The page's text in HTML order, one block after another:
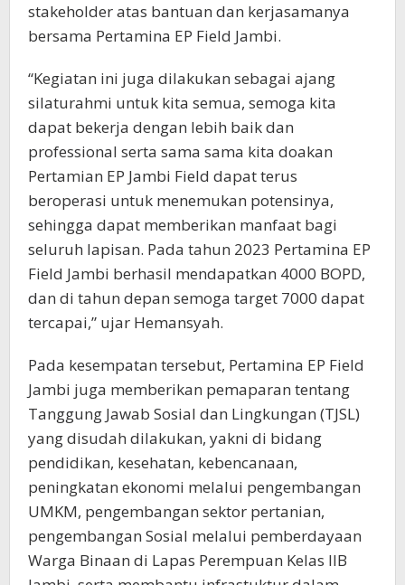
stakeholder atas bantuan dan kerjasamanya
bersama Pertamina EP Field Jambi.
“Kegiatan ini juga dilakukan sebagai ajang
silaturahmi untuk kita semua, semoga kita
dapat bekerja dengan lebih baik dan
professional serta sama sama kita doakan
Pertamian EP Jambi Field dapat terus
beroperasi untuk menemukan potensinya,
sehingga dapat memberikan manfaat bagi
seluruh lapisan. Pada tahun 2023 Pertamina EP
Field Jambi berhasil mendapatkan 4000 BOPD,
dan di tahun depan semoga target 7000 dapat
tercapai,” ujar Hemansyah.
Pada kesempatan tersebut, Pertamina EP Field
Jambi juga memberikan pemaparan tentang
Tanggung Jawab Sosial dan Lingkungan (TJSL)
yang disudah dilakukan, yakni di bidang
pendidikan, kesehatan, kebencanaan,
peningkatan ekonomi melalui pengembangan
UMKM, pengembangan sektor pertanian,
pengembangan Sosial melalui pemberdayaan
Warga Binaan di Lapas Perempuan Kelas IIB